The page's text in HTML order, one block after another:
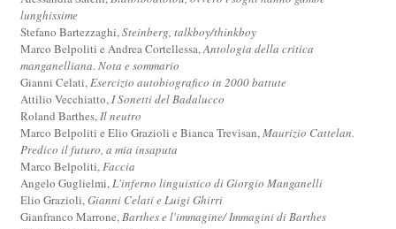
lunghissime
Stefano Bartezzaghi,Steinberg, talkboy/thinkboy
Marco Belpoliti e Andrea Cortellessa,Antologia della critica
manganelliana. Nota e sommario
Gianni Celati,Esercizio autobiografico in 2000 battute
Attilio Vecchiatto,I Sonetti del Badalucco
Roland Barthes,Il neutro
Marco Belpoliti e Elio Grazioli e Bianca Trevisan,Maurizio Cattelan.
Predico il futuro, a mia insaputa
Marco Belpoliti,Faccia
Angelo Guglielmi,L'inferno linguistico di Giorgio Manganelli
Elio Grazioli,Gianni Celati e Luigi Ghirri
Gianfranco Marrone,Barthes e l'immagine/ Immagini di Barthes